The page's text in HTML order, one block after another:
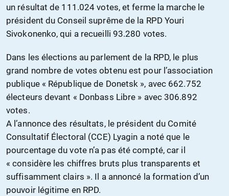
un résultat de 111.024 votes, et ferme la marche le
président du Conseil suprême de la RPD Youri
Sivokonenko, qui a recueilli 93.280 votes.
Dans les élections au parlement de la RPD, le plus
grand nombre de votes obtenu est pour l’association
publique « République de Donetsk », avec 662.752
électeurs devant « Donbass Libre » avec 306.892
votes.
A l’annonce des résultats, le président du Comité
Consultatif Électoral (CCE) Lyagin a noté que le
pourcentage du vote n’a pas été compté, car il
« considère les chiffres bruts plus transparents et
suffisamment clairs ». Il a annoncé la formation d’un
pouvoir légitime en RPD.